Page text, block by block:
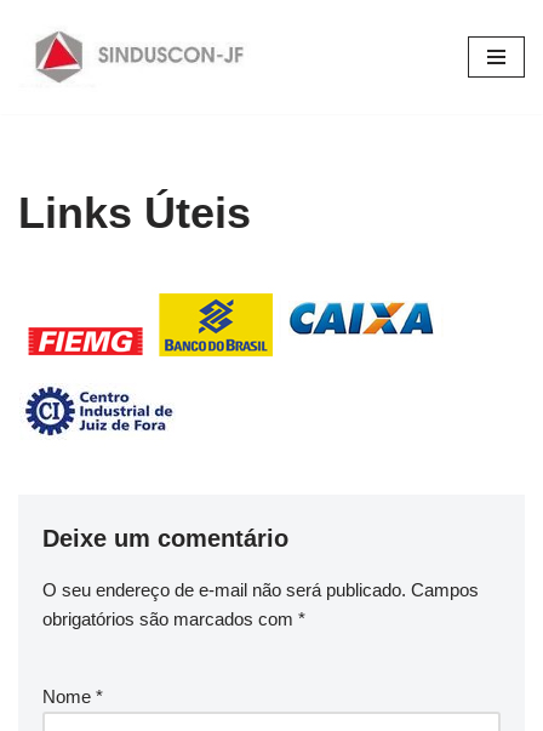
Pular
Links Úteis
Deixe um comentário
O seu endereço de e-mail não será publicado. Campos
obrigatórios são marcados com *
Nome *